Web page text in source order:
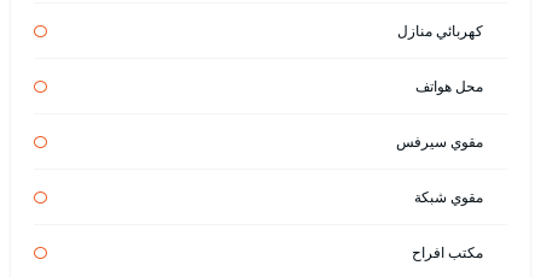
كهربائي منازل
محل هواتف
مقوي سيرفس
مقوي شبكة
مكتب افراح